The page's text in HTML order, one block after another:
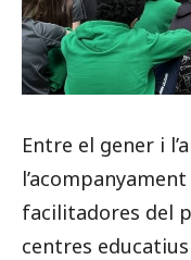
Entre el gener i
facilitadores del
centres